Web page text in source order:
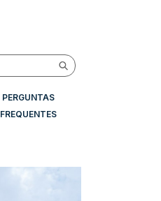
Buscar
PERGUNTAS
FREQUENTES